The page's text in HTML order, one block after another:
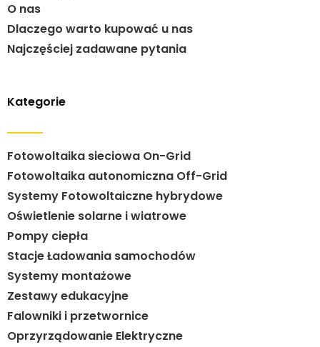
O nas
Dlaczego warto kupować u nas
Najczęściej zadawane pytania
Kategorie
Fotowoltaika sieciowa On-Grid
Fotowoltaika autonomiczna Off-Grid
Systemy Fotowoltaiczne hybrydowe
Oświetlenie solarne i wiatrowe
Pompy ciepła
Stacje Ładowania samochodów
Systemy montażowe
Zestawy edukacyjne
Falowniki i przetwornice
Oprzyrządowanie Elektryczne